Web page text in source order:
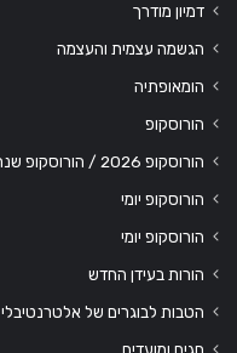
דמיון מודרך
הגשמה עצמית והעצמה
הומאופתיה
הורוסקופ
הורוסקופ 2026 / הורוסקופ שנתי 2026
הורוסקופ יומי
הורוסקופ יומי
הורות בעידן החדש
הטבות לבוגרים של אלטרנטיבלי College